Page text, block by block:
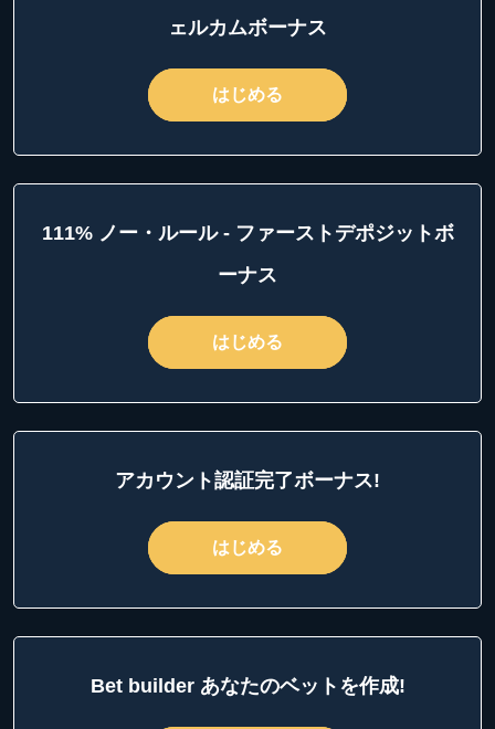
ェルカムボーナス
はじめる
111% ノー・ルール - ファーストデポジットボ
ーナス
はじめる
アカウント認証完了ボーナス!
はじめる
Bet builder あなたのベットを作成!